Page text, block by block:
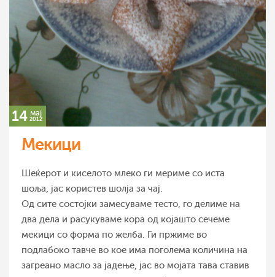
14 мај
2012
Мекици
Шеќерот и киселото млеко ги мериме со иста
шоља, јас користев шолја за чај.
Од сите состојки замесуваме тесто, го делиме на
два дела и расукуваме кора од којашто сечеме
мекици со форма по желба. Ги пржиме во
подлабоко тавче во кое има поголема количина на
загреано масло за јадење, јас во мојата тава ставив